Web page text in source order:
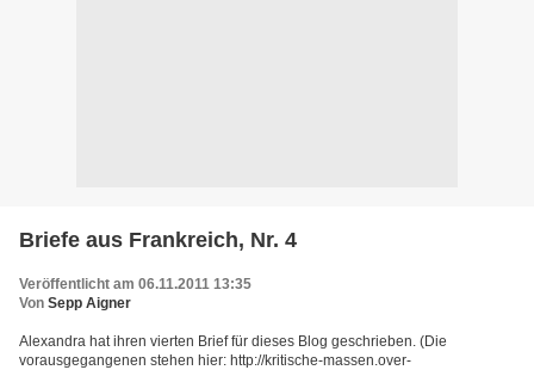
Briefe aus Frankreich, Nr. 4
Veröffentlicht am 06.11.2011 13:35
Von Sepp Aigner
Alexandra hat ihren vierten Brief für dieses Blog geschrieben. (Die
vorausgegangenen stehen hier: http://kritische-massen.over-